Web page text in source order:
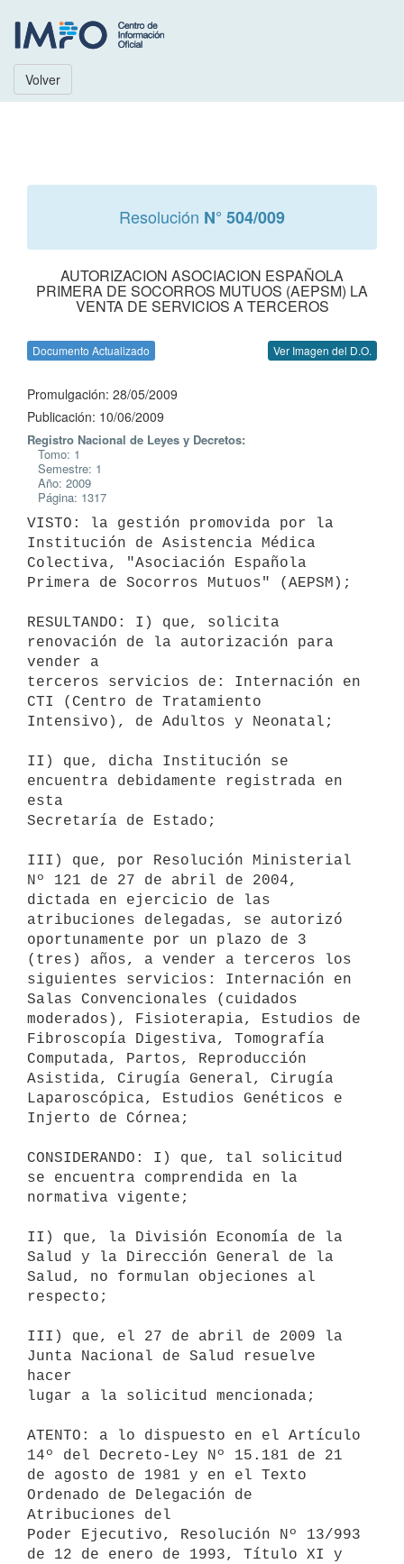
Volver
Resolución N° 504/009
AUTORIZACION ASOCIACION ESPAÑOLA
PRIMERA DE SOCORROS MUTUOS (AEPSM) LA
VENTA DE SERVICIOS A TERCEROS
Documento Actualizado Ver Imagen del D.O.
Promulgación: 28/05/2009
Publicación: 10/06/2009
Registro Nacional de Leyes y Decretos:
Tomo: 1
Semestre: 1
Año: 2009
Página: 1317
VISTO: la gestión promovida por la
Institución de Asistencia Médica
Colectiva, "Asociación Española
Primera de Socorros Mutuos" (AEPSM);
RESULTANDO: I) que, solicita
renovación de la autorización para
vender a
terceros servicios de: Internación en
CTI (Centro de Tratamiento
Intensivo), de Adultos y Neonatal;
II) que, dicha Institución se
encuentra debidamente registrada en
esta
Secretaría de Estado;
III) que, por Resolución Ministerial
Nº 121 de 27 de abril de 2004,
dictada en ejercicio de las
atribuciones delegadas, se autorizó
oportunamente por un plazo de 3
(tres) años, a vender a terceros los
siguientes servicios: Internación en
Salas Convencionales (cuidados
moderados), Fisioterapia, Estudios de
Fibroscopía Digestiva, Tomografía
Computada, Partos, Reproducción
Asistida, Cirugía General, Cirugía
Laparoscópica, Estudios Genéticos e
Injerto de Córnea;
CONSIDERANDO: I) que, tal solicitud
se encuentra comprendida en la
normativa vigente;
II) que, la División Economía de la
Salud y la Dirección General de la
Salud, no formulan objeciones al
respecto;
III) que, el 27 de abril de 2009 la
Junta Nacional de Salud resuelve
hacer
lugar a la solicitud mencionada;
ATENTO: a lo dispuesto en el Artículo
14º del Decreto-Ley Nº 15.181 de 21
de agosto de 1981 y en el Texto
Ordenado de Delegación de
Atribuciones del
Poder Ejecutivo, Resolución Nº 13/993
de 12 de enero de 1993, Título XI y